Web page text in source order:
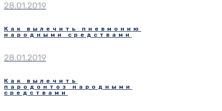
28.01.2019
Как вылечить пневмонию
народными средствами
28.01.2019
Как вылечить
пародонтоз народными
средствами